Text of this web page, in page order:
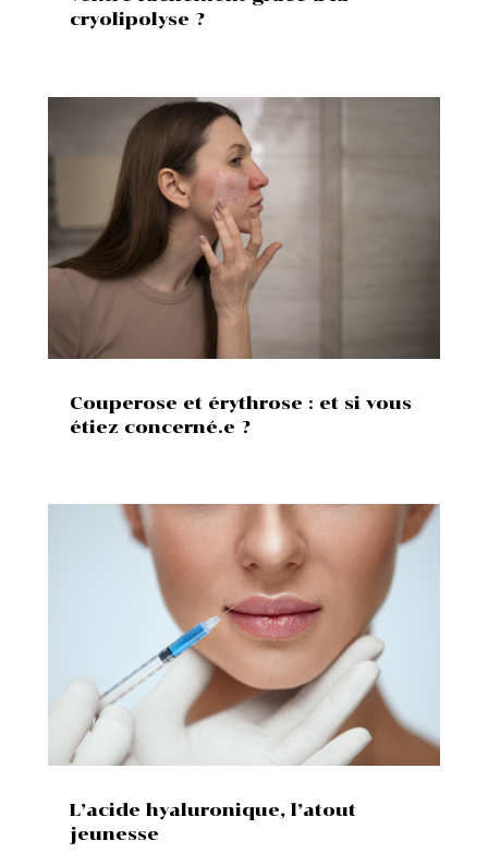
cryolipolyse ?
Couperose et érythrose : et si vous
étiez concerné.e ?
L’acide hyaluronique, l’atout
jeunesse